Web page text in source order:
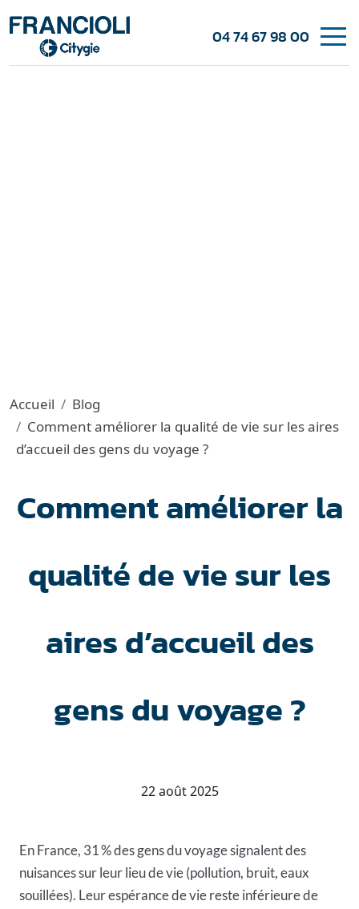
04 74 67 98 00
Accueil
Blog
Comment améliorer la qualité de vie sur les aires
d’accueil des gens du voyage ?
Comment améliorer la
qualité de vie sur les
aires d’accueil des
gens du voyage ?
22 août 2025
En France, 31 % des gens du voyage signalent des
nuisances sur leur lieu de vie (pollution, bruit, eaux
souillées). Leur espérance de vie reste inférieure de